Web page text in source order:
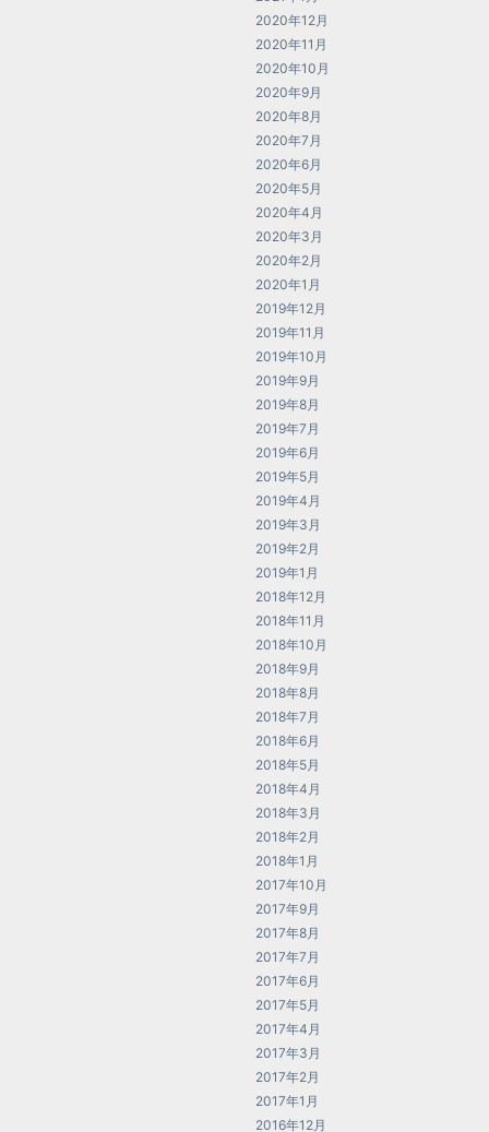
2020年12月
2020年11月
2020年10月
2020年9月
2020年8月
2020年7月
2020年6月
2020年5月
2020年4月
2020年3月
2020年2月
2020年1月
2019年12月
2019年11月
2019年10月
2019年9月
2019年8月
2019年7月
2019年6月
2019年5月
2019年4月
2019年3月
2019年2月
2019年1月
2018年12月
2018年11月
2018年10月
2018年9月
2018年8月
2018年7月
2018年6月
2018年5月
2018年4月
2018年3月
2018年2月
2018年1月
2017年10月
2017年9月
2017年8月
2017年7月
2017年6月
2017年5月
2017年4月
2017年3月
2017年2月
2017年1月
2016年12月